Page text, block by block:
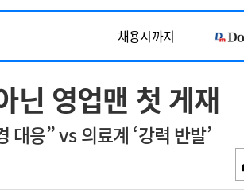
정책/통계 공시
광고안내
채용시까지
~2026-08-15
~2026-08-31
채용시까지
닌 영업맨 첫 게재
대응” vs 의료계 ‘강력 반발’